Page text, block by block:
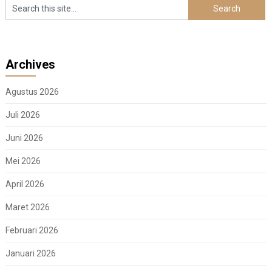
Archives
Agustus 2026
Juli 2026
Juni 2026
Mei 2026
April 2026
Maret 2026
Februari 2026
Januari 2026